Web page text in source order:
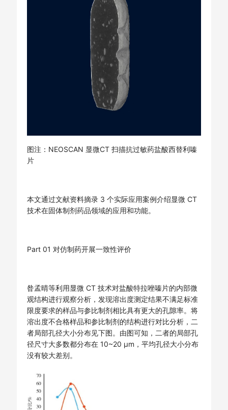
图注：NEOSCAN 显微CT 扫描抗过敏药盐酸西替利嗪
片
本文通过文献资料摘录 3 个实际应用案例介绍显微 CT
技术在固体制剂药品领域的应用和功能。
Part 01 对仿制药开展一致性评价
昝孟晴等利用显微 CT 技术对盐酸特拉唑嗪片的内部微
观结构进行观察分析，发现溶出度测定结果不满足标准
限度要求的样品与参比制剂相比具有更大的孔隙率。将
溶出度不合格样品和参比制剂的结构进行对比分析，二
者局部孔径大小分布见下图。由图可知，二者的局部孔
径尺寸大多数都分布在 10~20 μm，平均孔径大小分布
没有较大差别。